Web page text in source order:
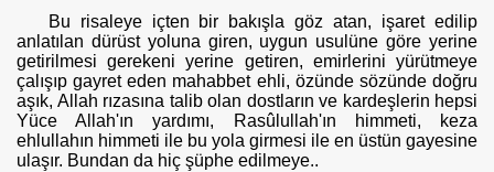
Bu risaleye içten bir bakışla göz atan, işaret edilip
anlatılan dürüst yoluna giren, uygun usulüne göre yerine
getirilmesi gerekeni yerine geti­ren, emirlerini yürütmeye
çalışıp gayret eden mahabbet ehli, özünde sö­zünde doğru
aşık, Allah rızasına talib olan dostların ve kardeşlerin hepsi
Yüce Allah'ın yardımı, Rasûlullah'ın himmeti, keza
ehlullahın himmeti ile bu yola girmesi ile en üstün gayesine
ulaşır. Bundan da hiç şüphe edil­meye..